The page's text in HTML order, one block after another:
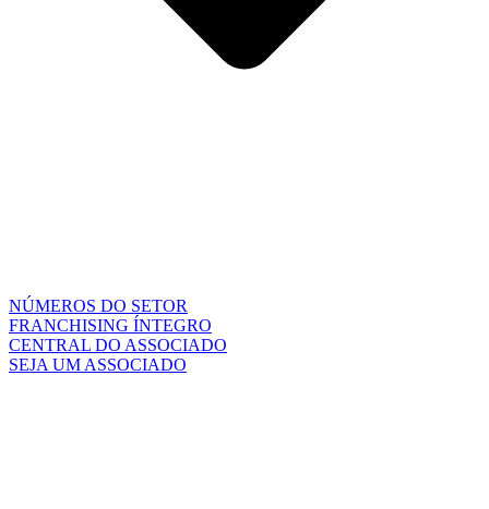
NÚMEROS DO SETOR
FRANCHISING ÍNTEGRO
CENTRAL DO ASSOCIADO
SEJA UM ASSOCIADO